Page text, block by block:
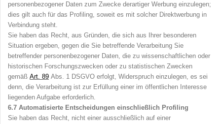
personenbezogener Daten zum Zwecke derartiger Werbung einzulegen;
dies gilt auch für das Profiling, soweit es mit solcher Direktwerbung in
Verbindung steht.
Sie haben das Recht, aus Gründen, die sich aus Ihrer besonderen
Situation ergeben, gegen die Sie betreffende Verarbeitung Sie
betreffender personenbezogener Daten, die zu wissenschaftlichen oder
historischen Forschungszwecken oder zu statistischen Zwecken
gemäß Art. 89 Abs. 1 DSGVO erfolgt, Widerspruch einzulegen, es sei
denn, die Verarbeitung ist zur Erfüllung einer im öffentlichen Interesse
liegenden Aufgabe erforderlich.
6.7 Automatisierte Entscheidungen einschließlich Profiling
Sie haben das Recht, nicht einer ausschließlich auf einer